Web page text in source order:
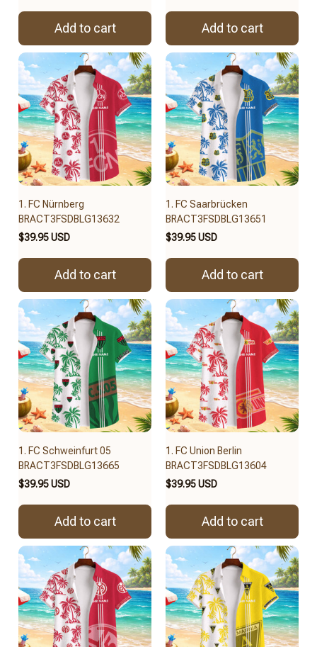
Add to cart Add to cart
1. FC Nürnberg
BRACT3FSDBLG13632
$39.95 USD
Add to cart
1. FC Saarbrücken
BRACT3FSDBLG13651
$39.95 USD
Add to cart
1. FC Schweinfurt 05
BRACT3FSDBLG13665
$39.95 USD
Add to cart
1. FC Union Berlin
BRACT3FSDBLG13604
$39.95 USD
Add to cart